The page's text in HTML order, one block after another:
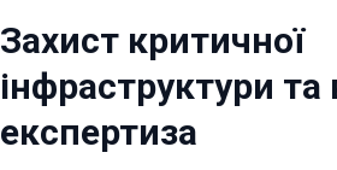
Захист критичної
інфраструктури та
експертиза